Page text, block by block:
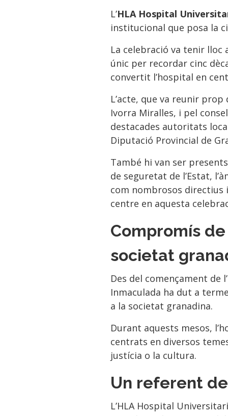
L’HLA Hospital
institucional que posa la
La celebració va tenir lloc
únic per recordar cinc
convertit l’hospital en
L’acte, que va reunir
Ivorra Miralles, i pel
destacades autoritats
Diputació Provincial de
També hi van ser
de seguretat de l’Estat,
com nombrosos directius
centre en aquesta
Compromís
societat
Des del començament de
Inmaculada ha dut a
a la societat granadina.
Durant aquests mesos,
centrats en diversos
justícia o la cultura.
Un referent
L’HLA Hospital